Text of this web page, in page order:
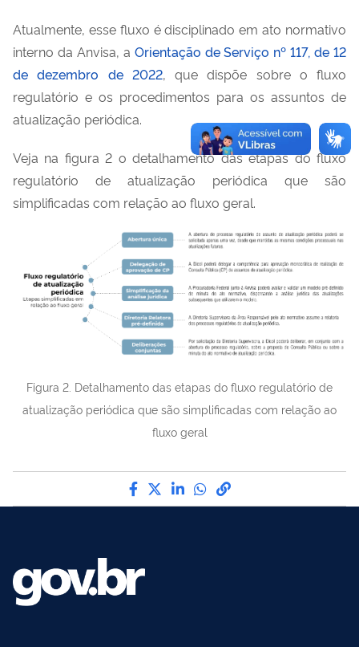
Atualmente, esse fluxo é disciplinado em ato normativo
interno da Anvisa, a Orientação de Serviço nº 117, de 12
de dezembro de 2022, que dispõe sobre o fluxo
regulatório e os procedimentos para os assuntos de
atualização periódica.
Veja na figura 2 o detalhamento das etapas do fluxo
regulatório de atualização periódica que são
simplificadas com relação ao fluxo geral.
Figura 2. Detalhamento das etapas do fluxo regulatório de
atualização periódica que são simplificadas com relação ao
fluxo geral
Compartilhe por Facebook
Compartilhe por Twitter
Compartilhe por
Compartilhe por
link para Copiar